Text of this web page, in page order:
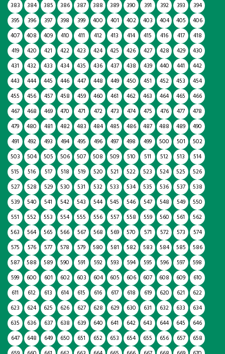
383
384 385 386 387 388 389 390 391 392 393
394
395
396 397 398 399 400 401 402 403 404 405
406
407
408 409 410 411 412 413 414 415 416 417
418
419
420 421 422 423 424 425 426 427 428 429
430
431
432 433 434 435 436 437 438 439 440 441
442
443
444 445 446 447 448 449 450 451 452 453
454
455
456 457 458 459 460 461 462 463 464 465
466
467
468 469 470 471 472 473 474 475 476 477
478
479
480 481 482 483 484 485 486 487 488 489
490
491
492 493 494 495 496 497 498 499 500 501
502
503
504 505 506 507 508 509 510 511 512 513
514
515
516 517 518 519 520 521 522 523 524 525
526
527
528 529 530 531 532 533 534 535 536 537
538
539
540 541 542 543 544 545 546 547 548 549
550
551
552 553 554 555 556 557 558 559 560 561
562
563
564 565 566 567 568 569 570 571 572 573
574
575
576 577 578 579 580 581 582 583 584 585
586
587
588 589 590 591 592 593 594 595 596 597
598
599
600 601 602 603 604 605 606 607 608 609
610
611
612 613 614 615 616 617 618 619 620 621
622
623
624 625 626 627 628 629 630 631 632 633
634
635
636 637 638 639 640 641 642 643 644 645
646
647
648 649 650 651 652 653 654 655 656 657
658